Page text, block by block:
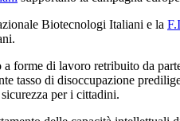
Biotecnologi Italiani e la
a forme di lavoro retribuito da
tasso di disoccupazione
sicurezza per i cittadini.